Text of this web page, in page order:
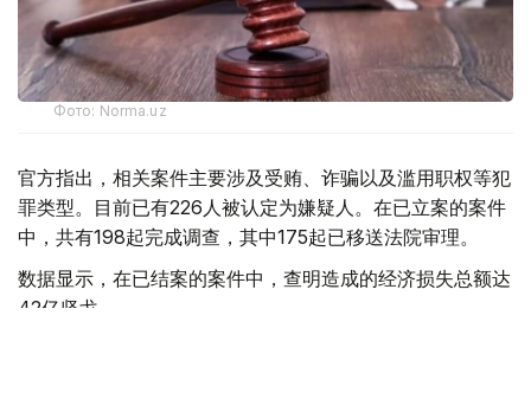
Фото: Norma.uz
官方指出，相关案件主要涉及受贿、诈骗以及滥用职权等犯
罪类型。目前已有226人被认定为嫌疑人。在已立案的案件
中，共有198起完成调查，其中175起已移送法院审理。
数据显示，在已结案的案件中，查明造成的经济损失总额达
42亿坚戈。